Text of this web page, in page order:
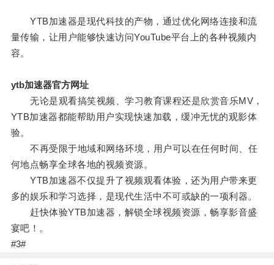
YTB加速器是现代科技的产物，通过优化网络连接和流
量传输，让用户能够快速访问YouTube平台上的各种视频内
容。
ytb加速器官方网址
无论是观看搞笑视频、学习教育课程还是欣赏音乐MV，
YTB加速器都能帮助用户实现快速加载，缓冲无忧的观影体
验。
不再受限于地域和网络环境，用户可以在任何时间、任
何地点畅享全球各地的视频资源。
YTB加速器不仅提升了视频观看体验，还为用户带来更
多的娱乐和学习选择，是现代生活中不可或缺的一项利器。
赶快体验YTB加速器，解锁全球视频资源，畅享影音盛
宴吧！。
#3#